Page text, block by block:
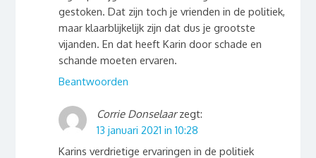
gestoken. Dat zijn toch je vrienden in de politiek,
maar klaarblijkelijk zijn dat dus je grootste
vijanden. En dat heeft Karin door schade en
schande moeten ervaren.
Beantwoorden
Corrie Donselaar zegt:
13 januari 2021 in 10:28
Karins verdrietige ervaringen in de politiek